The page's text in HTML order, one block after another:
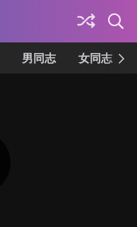
男同志 女同志